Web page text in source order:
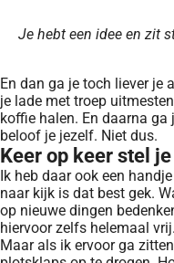
Je hebt een idee en zit
En dan ga je toch liever je
je lade met troep
koffie halen. En daarna ga
beloof je jezelf. Niet dus.
Keer op keer stel
Ik heb daar ook een
naar kijk is dat best gek.
op nieuwe dingen
hiervoor zelfs helemaal vrij.
Maar als ik ervoor ga